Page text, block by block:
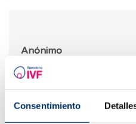
Consentimiento
Anónimo
03.04.2023
Ciao, ho avuto due
passati 12 anni da